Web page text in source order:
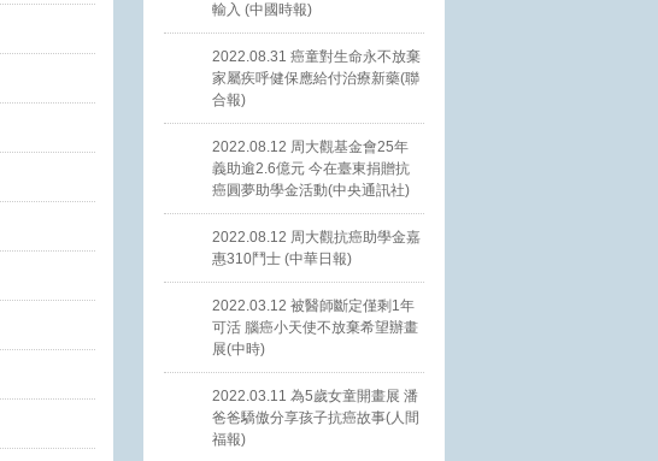
輸入 (中國時報)
2022.08.31 癌童對生命永不放棄
家屬疾呼健保應給付治療新藥(聯
合報)
2022.08.12 周大觀基金會25年
義助逾2.6億元 今在臺東捐贈抗
癌圓夢助學金活動(中央通訊社)
2022.08.12 周大觀抗癌助學金嘉
惠310鬥士 (中華日報)
2022.03.12 被醫師斷定僅剩1年
可活 腦癌小天使不放棄希望辦畫
展(中時)
2022.03.11 為5歲女童開畫展 潘
爸爸驕傲分享孩子抗癌故事(人間
福報)